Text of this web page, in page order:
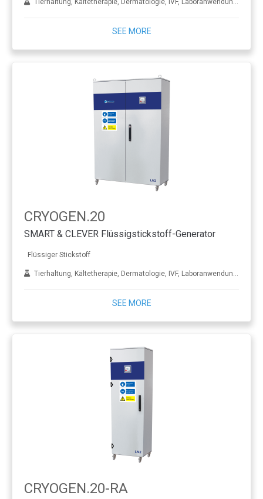
SEE MORE
CRYOGEN.20
SMART & CLEVER Flüssigstickstoff-Generator
Flüssiger Stickstoff
Tierhaltung, Kältetherapie, Dermatologie, IVF, Laboranwendungen, Behandlung von Metall
SEE MORE
CRYOGEN.20-RA